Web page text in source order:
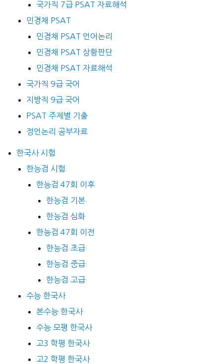
국가직 7급 PSAT 자료해석
민경채 PSAT
민경채 PSAT 언어논리
민경채 PSAT 상황판단
민경채 PSAT 자료해석
국가직 9급 국어
지방직 9급 국어
PSAT 주제별 기출
정언논리 공부자료
한국사 시험
한능검 시험
한능검 47회 이후
한능검 기본
한능검 심화
한능검 47회 이전
한능검 초급
한능검 중급
한능검 고급
수능 한국사
본수능 한국사
수능 모평 한국사
고3 학평 한국사
고2 학평 한국사